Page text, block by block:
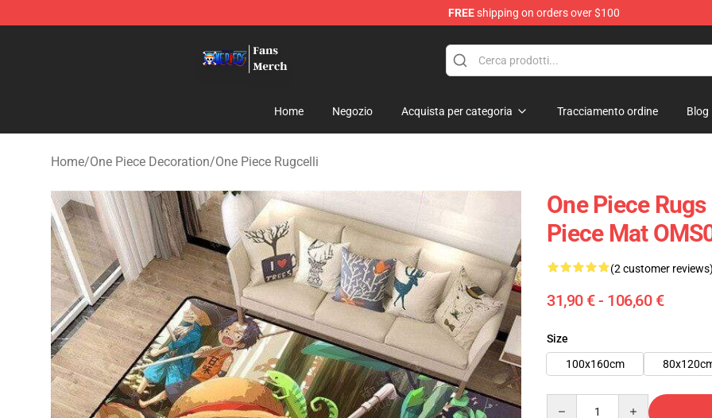
FREEshipping on orders over $100
Home Negozio Acquista per categoria Tracciamento ordine Blog
Home/One Piece Decoration/One Piece Rugcelli
One Piece
Piece Mat
(2 customer reviews)
31,90 € - 106,60 €
Size
100x160cm